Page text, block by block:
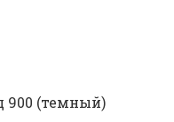
900 (темный)